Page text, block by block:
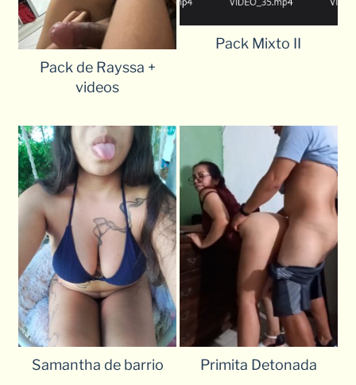
Pack de Rayssa +
videos
Pack Mixto II
Samantha de barrio Primita Detonada